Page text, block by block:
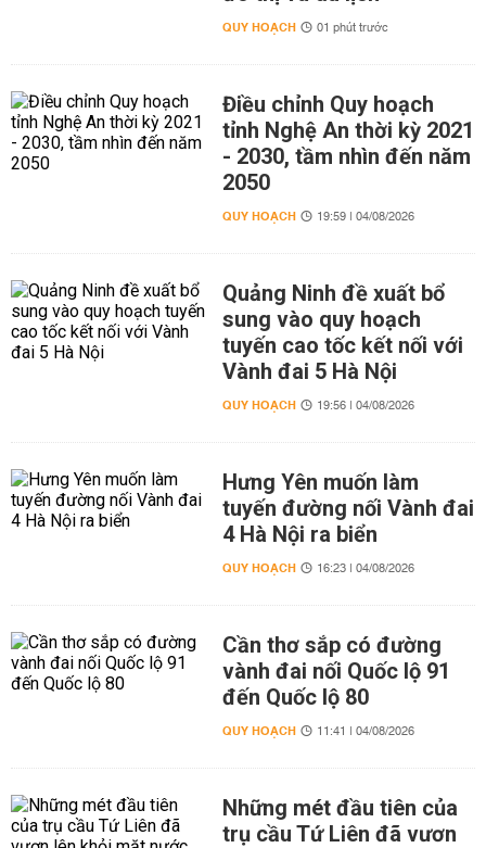
QUY HOẠCH 01 phút trước
Điều chỉnh Quy hoạch
tỉnh Nghệ An thời kỳ 2021
- 2030, tầm nhìn đến năm
2050
QUY HOẠCH 19:59 | 04/08/2026
Quảng Ninh đề xuất bổ
sung vào quy hoạch
tuyến cao tốc kết nối với
Vành đai 5 Hà Nội
QUY HOẠCH 19:56 | 04/08/2026
Hưng Yên muốn làm
tuyến đường nối Vành đai
4 Hà Nội ra biển
QUY HOẠCH 16:23 | 04/08/2026
Cần thơ sắp có đường
vành đai nối Quốc lộ 91
đến Quốc lộ 80
QUY HOẠCH 11:41 | 04/08/2026
Những mét đầu tiên của
trụ cầu Tứ Liên đã vươn